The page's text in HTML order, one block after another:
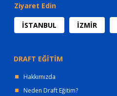
Ziyaret Edin
İSTANBUL İZMİR
DRAFT EĞİTİM
Hakkımızda
Neden Draft Eğitim?